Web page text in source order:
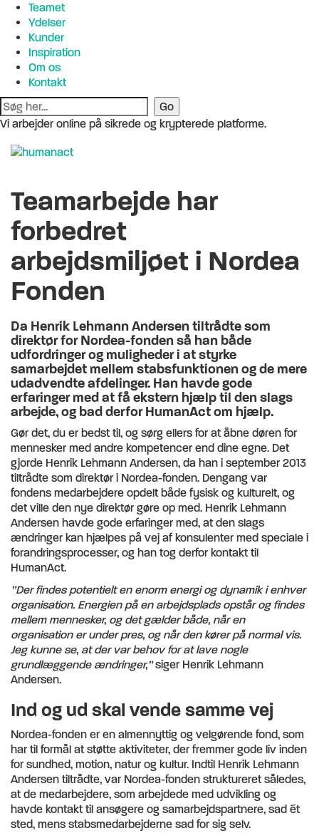
Teamet
Ydelser
Kunder
Inspiration
Om os
Kontakt
Vi arbejder online på sikrede og krypterede platforme.
Teamarbejde har
forbedret
arbejdsmiljøet i Nordea
Fonden
Da Henrik Lehmann Andersen tiltrådte som
direktør for Nordea-fonden så han både
udfordringer og muligheder i at styrke
samarbejdet mellem stabsfunktionen og de mere
udadvendte afdelinger. Han havde gode
erfaringer med at få ekstern hjælp til den slags
arbejde, og bad derfor HumanAct om hjælp.
Gør det, du er bedst til, og sørg ellers for at åbne døren for
mennesker med andre kompetencer end dine egne. Det
gjorde Henrik Lehmann Andersen, da han i september 2013
tiltrådte som direktør i Nordea-fonden. Dengang var
fondens medarbejdere opdelt både fysisk og kulturelt, og
det ville den nye direktør gøre op med. Henrik Lehmann
Andersen havde gode erfaringer med, at den slags
ændringer kan hjælpes på vej af konsulenter med speciale i
forandringsprocesser, og han tog derfor kontakt til
HumanAct.
”Der findes potentielt en enorm energi og dynamik i enhver
organisation. Energien på en arbejdsplads opstår og findes
mellem mennesker, og det gælder både, når en
organisation er under pres, og når den kører på normal vis.
Jeg kunne se, at der var behov for at lave nogle
grundlæggende ændringer,”siger Henrik Lehmann
Andersen.
Ind og ud skal vende samme vej
Nordea-fonden er en almennyttig og velgørende fond, som
har til formål at støtte aktiviteter, der fremmer gode liv inden
for sundhed, motion, natur og kultur. Indtil Henrik Lehmann
Andersen tiltrådte, var Nordea-fonden struktureret således,
at de medarbejdere, som arbejdede med udvikling og
havde kontakt til ansøgere og samarbejdspartnere, sad ét
sted, mens stabsmedarbejderne sad for sig selv.